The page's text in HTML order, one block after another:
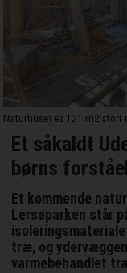
Naturhuset er 121 m2
Et såkaldt
børns
Et kommende
Lersøparken står
træ, og
varmebehandlet